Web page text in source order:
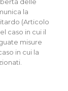
la
(Articolo
caso in cui il
misure
in cui la